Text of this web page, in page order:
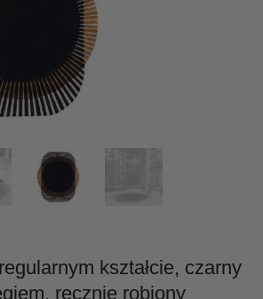
kształcie, czarny
ręcznie robiony